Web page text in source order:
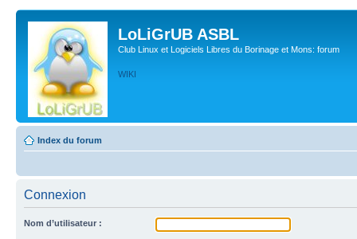
LoLiGrUB ASBL
Club Linux et Logiciels Libres du Borinage et Mons: forum
WIKI
Index du forum
Connexion
Nom d’utilisateur :